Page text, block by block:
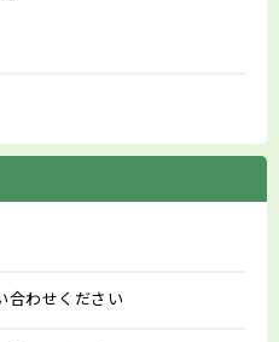
合わせください